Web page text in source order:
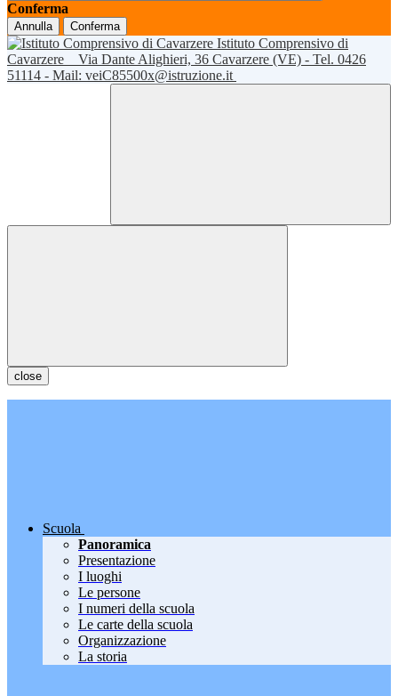
Conferma
Annulla Conferma
Istituto Comprensivo di
Cavarzere
Via Dante Alighieri, 36 Cavarzere (VE) - Tel. 0426
51114 - Mail: veiC85500x@istruzione.it
close
Scuola
Panoramica
Presentazione
I luoghi
Le persone
I numeri della scuola
Le carte della scuola
Organizzazione
La storia